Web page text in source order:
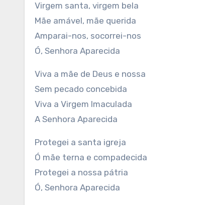
Virgem santa, virgem bela
Mãe amável, mãe querida
Amparai-nos, socorrei-nos
Ó, Senhora Aparecida
Viva a mãe de Deus e nossa
Sem pecado concebida
Viva a Virgem Imaculada
A Senhora Aparecida
Protegei a santa igreja
Ó mãe terna e compadecida
Protegei a nossa pátria
Ó, Senhora Aparecida